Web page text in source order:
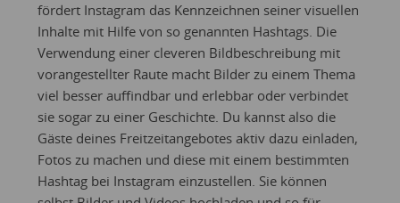
fördert Instagram das Kennzeichnen seiner visuellen
Inhalte mit Hilfe von so genannten Hashtags. Die
Verwendung einer cleveren Bildbeschreibung mit
vorangestellter Raute macht Bilder zu einem Thema
viel besser auffindbar und erlebbar oder verbindet
sie sogar zu einer Geschichte. Du kannst also die
Gäste deines Freitzeitangebotes aktiv dazu einladen,
Fotos zu machen und diese mit einem bestimmten
Hashtag bei Instagram einzustellen. Sie können